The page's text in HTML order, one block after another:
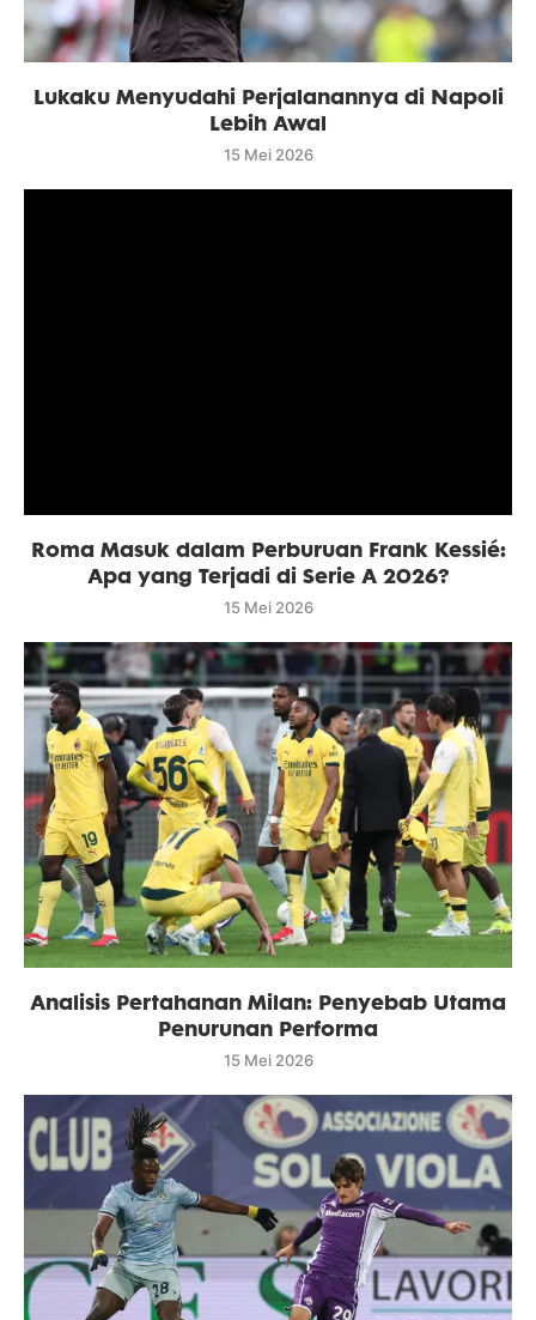
Lukaku Menyudahi Perjalanannya di Napoli
Lebih Awal
15 Mei 2026
Roma Masuk dalam Perburuan Frank Kessié:
Apa yang Terjadi di Serie A 2026?
15 Mei 2026
Analisis Pertahanan Milan: Penyebab Utama
Penurunan Performa
15 Mei 2026